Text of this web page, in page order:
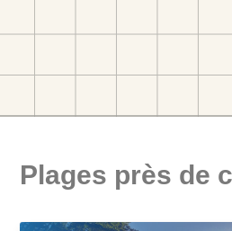
Plages près de